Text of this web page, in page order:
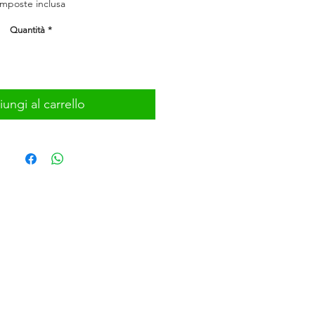
inclusa
Quantità *
al carrello